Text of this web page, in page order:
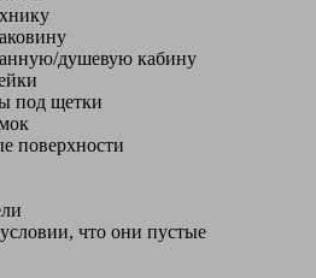
душевую кабину
под щетки
поверхности
что они пустые